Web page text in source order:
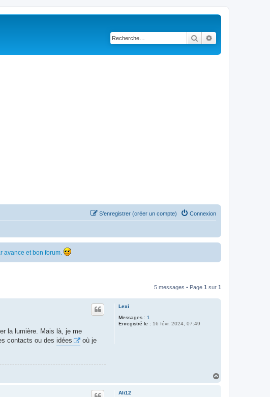
Rechercher
Connexion
S’enregistrer (créer un compte)
avance et bon forum.
5 messages • Page 1 sur 1
Lexi
Messages : 1
Enregistré le : 16 févr. 2024, 07:49
la lumière. Mais là, je me
contacts ou des idées
où je
Ali12